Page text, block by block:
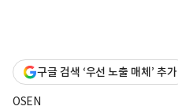
구글 검색 ‘우선 노출 매체’ 추가
OSEN